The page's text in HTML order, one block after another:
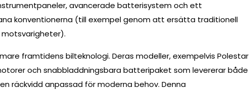
avancerade batterisystem och ett
konventionerna (till exempel genom att ersätta traditionell
framtidens bilteknologi. Deras modeller, exempelvis Polestar
och snabbladdningsbara batteripaket som levererar både
räckvidd anpassad för moderna behov. Denna